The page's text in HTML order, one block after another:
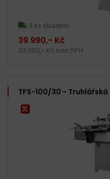
3 ks skladem
39 990,- Kč
33 050,- Kč bez DPH
TFS-100/30 -